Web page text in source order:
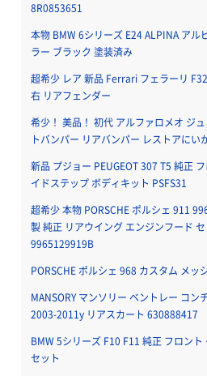
8R0853651
本物 BMW 6シリーズ E24 ALPINA アル
ラー ブラック 塗装済み
超希少 レア 新品 Ferrari フェラーリ
右 リアフェンダー
希少！ 美品！ 初代 アルファロメオ ジ
トバンパー リアバンパー レストアにい
新品 プジョー PEUGEOT 307 T5 純正
イドステップ ボディキット PSFS31
超希少 本物 PORSCHE ポルシェ 911
製 純正 リアウイング エンジンフード
9965129919B
PORSCHE ポルシェ 968 カスタム メッ
MANSORY マンソリー ベントレー コン
2003-2011y リアスカート 630888417
BMW 5シリーズ F10 F11 純正 フロン
セット